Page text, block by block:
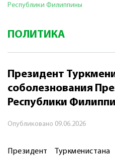
Республики Филиппины
ПОЛИТИКА
Президент
соболезнования
Республики
Опубликовано 09.06.2026
Президент